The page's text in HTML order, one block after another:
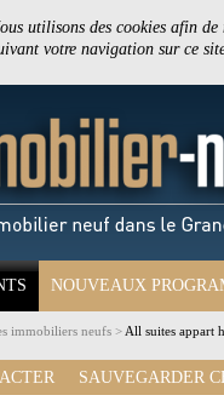
utilisons des cookies afin
votre navigation sur ce
NOUVEAUX
immobiliers neufs > All suites appart
SAUVEGARDER